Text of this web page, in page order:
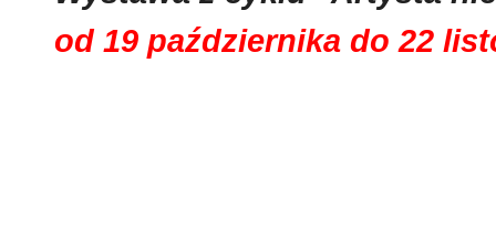
od 19 października do 22